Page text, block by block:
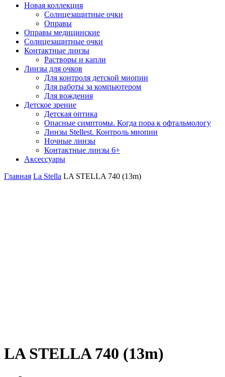
Новая коллекция
Солнцезащитные очки
Оправы
Оправы медицинские
Солнцезащитные очки
Контактные линзы
Растворы и капли
Линзы для очков
Для контроля детской миопии
Для работы за компьютером
Для вождения
Детское зрение
Детская оптика
Опасные симптомы. Когда пора к офтальмологу
Линзы Stellest. Контроль миопии
Ночные линзы
Контактные линзы 6+
Аксессуары
Главная La Stella LA STELLA 740 (13m)
LA STELLA 740 (13m)